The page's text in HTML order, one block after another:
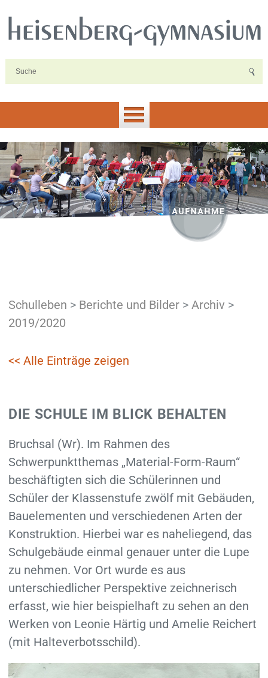
Schulleben > Berichte und Bilder> Archiv >
2019/2020
<< Alle Einträge zeigen
DIE SCHULE IM BLICK BEHALTEN
Bruchsal (Wr). Im Rahmen des
Schwerpunktthemas „Material-Form-Raum“
beschäftigten sich die Schülerinnen und
Schüler der Klassenstufe zwölf mit Gebäuden,
Bauelementen und verschiedenen Arten der
Konstruktion. Hierbei war es naheliegend, das
Schulgebäude einmal genauer unter die Lupe
zu nehmen. Vor Ort wurde es aus
unterschiedlicher Perspektive zeichnerisch
erfasst, wie hier beispielhaft zu sehen an den
Werken von Leonie Härtig und Amelie Reichert
(mit Halteverbotsschild).